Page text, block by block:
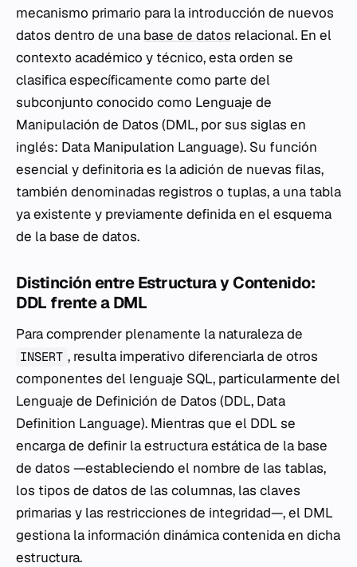
mecanismo primario para la introducción de nuevos
datos dentro de una base de datos relacional. En el
contexto académico y técnico, esta orden se
clasifica específicamente como parte del
subconjunto conocido como Lenguaje de
Manipulación de Datos (DML, por sus siglas en
inglés: Data Manipulation Language). Su función
esencial y definitoria es la adición de nuevas filas,
también denominadas registros o tuplas, a una tabla
ya existente y previamente definida en el esquema
de la base de datos.
Distinción entre Estructura y Contenido:
DDL frente a DML
Para comprender plenamente la naturaleza de
INSERT , resulta imperativo diferenciarla de otros
componentes del lenguaje SQL, particularmente del
Lenguaje de Definición de Datos (DDL, Data
Definition Language). Mientras que el DDL se
encarga de definir la estructura estática de la base
de datos —estableciendo el nombre de las tablas,
los tipos de datos de las columnas, las claves
primarias y las restricciones de integridad—, el DML
gestiona la información dinámica contenida en dicha
estructura.